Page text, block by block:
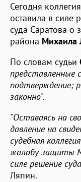
Сегодня
оставила в силе
суда Саратова о
района Михаила
По словам судьи
представленные
подтверждение;
законно".
"Оставаясь на
давление на
судебная
жалобу защиты
силе решение
Ляпин.